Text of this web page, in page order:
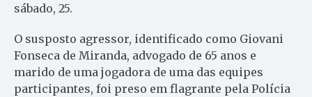
sábado, 25.
O susposto agressor, identificado como Giovani
Fonseca de Miranda, advogado de 65 anos e
marido de uma jogadora de uma das equipes
participantes, foi preso em flagrante pela Polícia